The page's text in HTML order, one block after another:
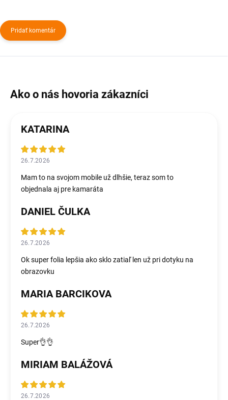
Pridať komentár
KATARINA
26.7.2026
Mam to na svojom mobile už dlhšie, teraz som to
objednala aj pre kamaráta
DANIEL ČULKA
26.7.2026
Ok super folia lepšia ako sklo zatiaľ len už pri dotyku na
obrazovku
MARIA BARCIKOVA
26.7.2026
Super👌👌
MIRIAM BALÁŽOVÁ
26.7.2026